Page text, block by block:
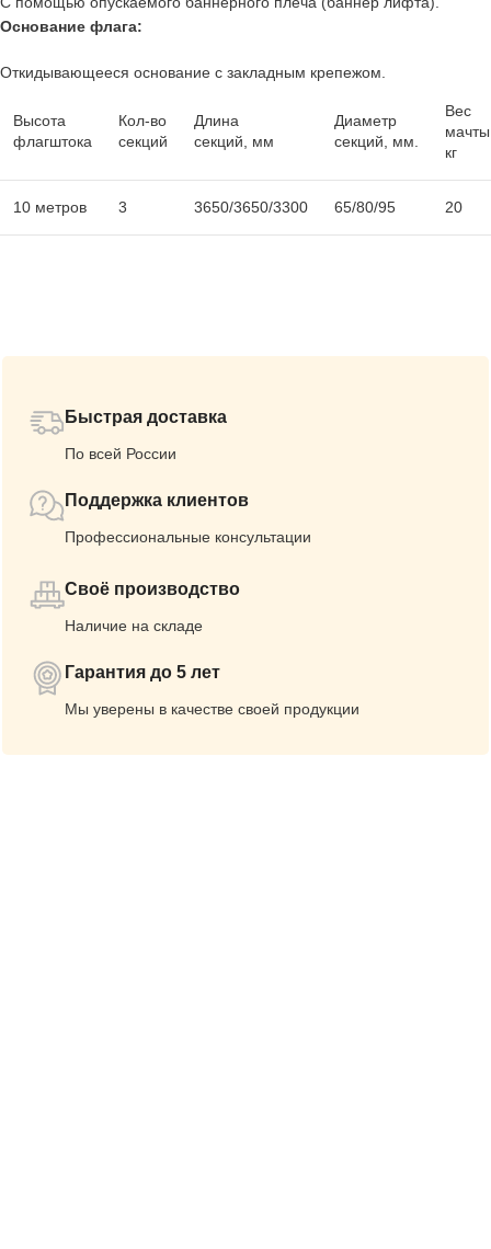
Основание флага:
Откидывающееся основание с закладным крепежом.
Высота
флагштока
Кол-во
секций
Длина
секций, мм
Диаметр
секций, мм.
Вес
кг
10 метров 3 3650/3650/3300 65/80/95 20
Быстрая доставка
По всей России
Поддержка клиентов
Профессиональные консультации
Своё производство
Наличие на складе
Гарантия до 5 лет
Мы уверены в качестве своей продукции